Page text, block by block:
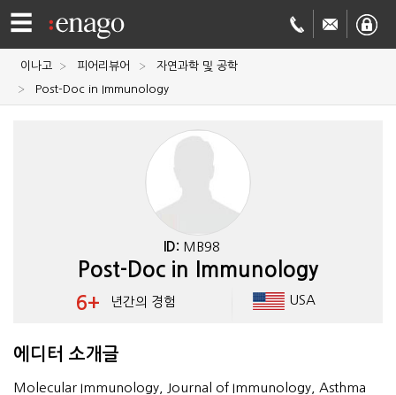
☰
영문
Academy
이나고 피어리뷰어
자연과학 및 공학
Post-Doc in Immunology
ID: MB98
Post-Doc in Immunology
6+ 년간의 경험 USA
에디터 소개글
Molecular Immunology, Journal of Immunology, Asthma